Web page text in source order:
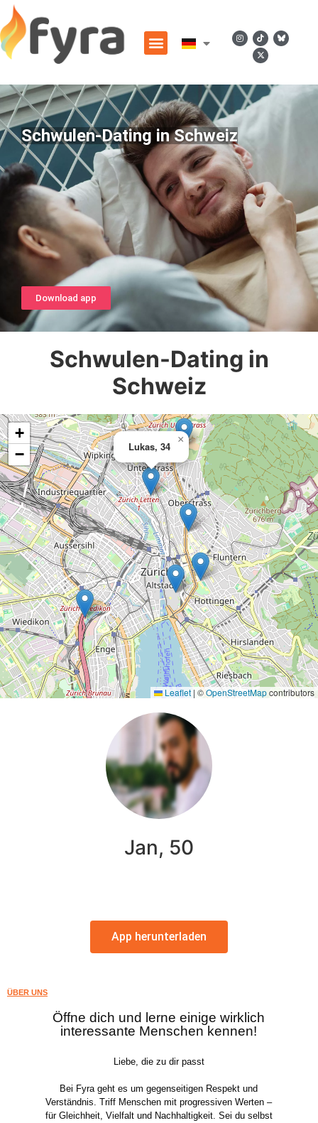
Schwulen-Dating in Schweiz
Download app
Schwulen-Dating in
Schweiz
Lukas, 34
×
+
−
Leaflet | ©OpenStreetMapcontributors
Jan, 50
App herunterladen
ÜBER UNS
Öffne dich und lerne einige wirklich
interessante Menschen kennen!
Liebe, die zu dir passt
Bei Fyra geht es um gegenseitigen Respekt und
Verständnis. Triff Menschen mit progressiven Werten –
für Gleichheit, Vielfalt und Nachhaltigkeit. Sei du selbst